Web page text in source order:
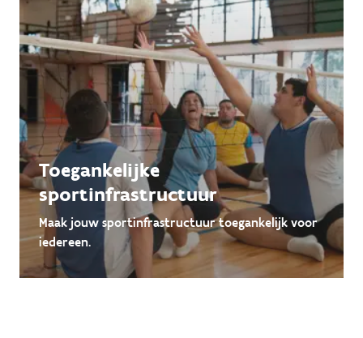
Toegankelijke
sportinfrastructuur
Maak jouw sportinfrastructuur toegankelijk voor
iedereen.